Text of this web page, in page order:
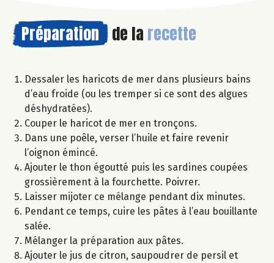
Préparation de la recette
Dessaler les haricots de mer dans plusieurs bains
d’eau froide (ou les tremper si ce sont des algues
déshydratées).
Couper le haricot de mer en tronçons.
Dans une poêle, verser l’huile et faire revenir
l’oignon émincé.
Ajouter le thon égoutté puis les sardines coupées
grossièrement à la fourchette. Poivrer.
Laisser mijoter ce mélange pendant dix minutes.
Pendant ce temps, cuire les pâtes à l’eau bouillante
salée.
Mélanger la préparation aux pâtes.
Ajouter le jus de citron, saupoudrer de persil et